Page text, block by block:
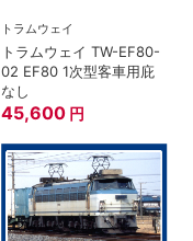
トラムウェイ
トラムウェイ TW-EF80-
02 EF80 1次型客車用庇
なし
45,600 円